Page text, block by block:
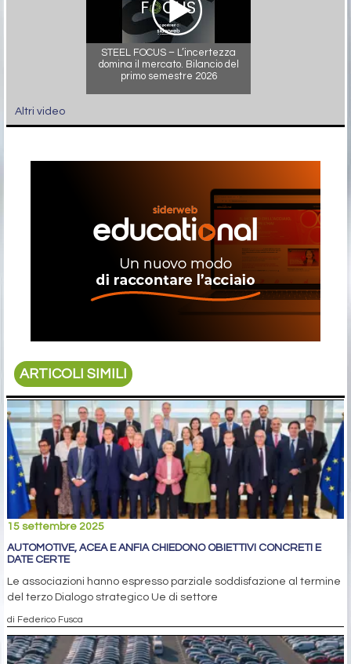
STEEL FOCUS – L’incertezza
domina il mercato. Bilancio del
primo semestre 2026
Altri video
ARTICOLI SIMILI
15 settembre 2025
AUTOMOTIVE, ACEA E ANFIA CHIEDONO OBIETTIVI CONCRETI E
DATE CERTE
Le associazioni hanno espresso parziale soddisfazione al termine
del terzo Dialogo strategico Ue di settore
di Federico Fusca